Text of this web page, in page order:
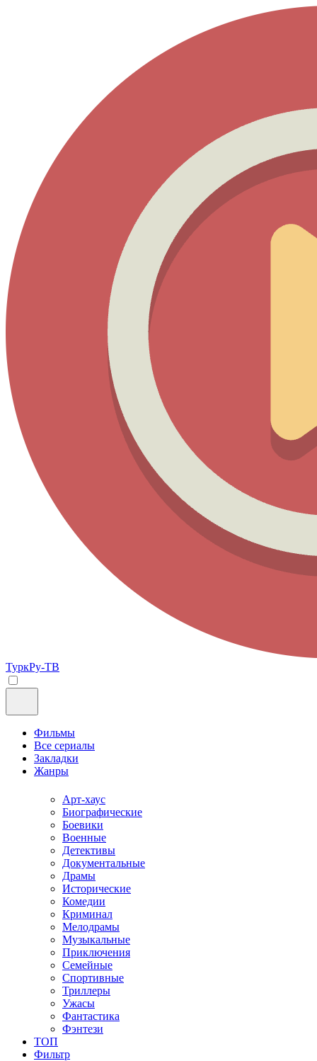
ТуркРу-ТВ
Фильмы
Все сериалы
Закладки
Жанры
Арт-хаус
Биографические
Боевики
Военные
Детективы
Документальные
Драмы
Исторические
Комедии
Криминал
Мелодрамы
Музыкальные
Приключения
Семейные
Спортивные
Триллеры
Ужасы
Фантастика
Фэнтези
ТОП
Фильтр